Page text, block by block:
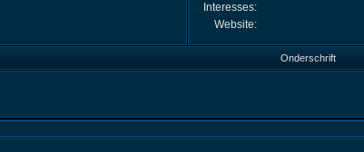
Interesses:
Website:
Onderschrift